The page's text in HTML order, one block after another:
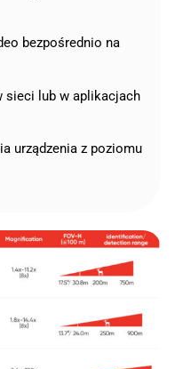
bezpośrednio na
sieci lub w aplikacjach
urządzenia z poziomu